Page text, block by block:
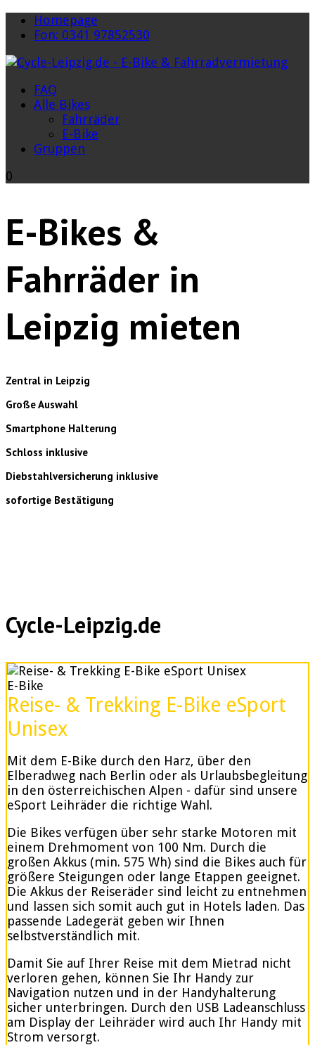
Homepage
Fon: 0341 97852530
FAQ
Alle Bikes
Fahrräder
E-Bike
Gruppen
0
E-Bikes &
Fahrräder in
Leipzig mieten
Zentral in Leipzig
Große Auswahl
Smartphone Halterung
Schloss inklusive
Diebstahlversicherung inklusive
sofortige Bestätigung
Cycle-Leipzig.de
E-Bike
Reise- & Trekking E-Bike eSport
Unisex
Mit dem E-Bike durch den Harz, über den
Elberadweg nach Berlin oder als Urlaubsbegleitung
in den österreichischen Alpen - dafür sind unsere
eSport Leihräder die richtige Wahl.
Die Bikes verfügen über sehr starke Motoren mit
einem Drehmoment von 100 Nm. Durch die
großen Akkus (min. 575 Wh) sind die Bikes auch für
größere Steigungen oder lange Etappen geeignet.
Die Akkus der Reiseräder sind leicht zu entnehmen
und lassen sich somit auch gut in Hotels laden. Das
passende Ladegerät geben wir Ihnen
selbstverständlich mit.
Damit Sie auf Ihrer Reise mit dem Mietrad nicht
verloren gehen, können Sie Ihr Handy zur
Navigation nutzen und in der Handyhalterung
sicher unterbringen. Durch den USB Ladeanschluss
am Display der Leihräder wird auch Ihr Handy mit
Strom versorgt.